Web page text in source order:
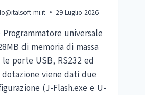
mi.it 29 Luglio 2026
Programmatore universale
di memoria di massa
porte USB, RS232 ed
viene dati due
(J-Flash.exe e U-